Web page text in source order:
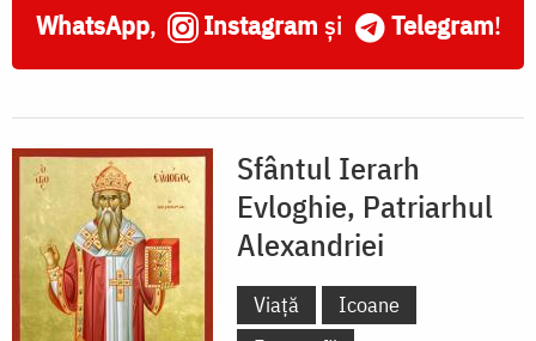
WhatsApp, Instagram și Telegram!
Sfântul Ierarh
Evloghie, Patriarhul
Alexandriei
Viață
Icoane